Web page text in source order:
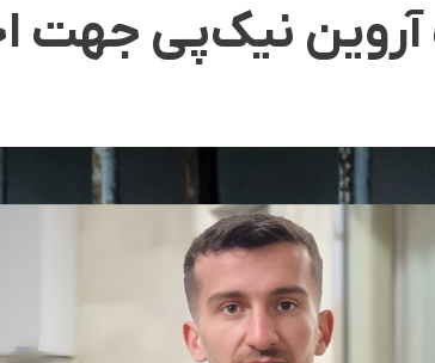
آروین نیک‌پی جهت